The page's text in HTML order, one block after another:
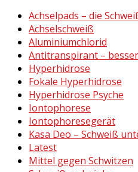
Achselpads – die
Achselschweiß
Aluminiumchlorid
Antitranspirant –
Hyperhidrose
Fokale Hyperhidrose
Hyperhidrose Psyche
Iontophorese
Iontophoresegerät
Kasa Deo – Schweiß
Latest
Mittel gegen Schwitzen